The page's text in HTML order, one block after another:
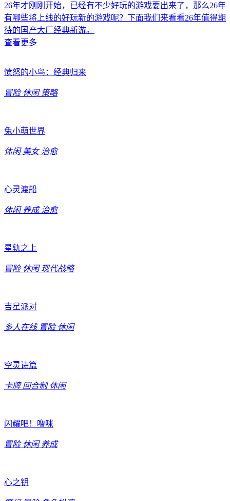
26年才刚刚开始，已经有不少好玩的游戏要出来了，那么26年
有哪些将上线的好玩新的游戏呢？下面我们来看看26年值得期
待的国产大厂经典新游。
查看更多
愤怒的小鸟：经典归来
冒险 休闲 策略
兔小萌世界
休闲 美女 治愈
心灵渡船
休闲 养成 治愈
星轨之上
冒险 休闲 现代战略
吉星派对
多人在线 冒险 休闲
空灵诗篇
卡牌 回合制 休闲
闪耀吧！噜咪
冒险 休闲 养成
心之钥